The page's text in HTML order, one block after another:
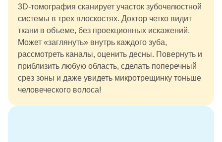
3D-томография сканирует участок зубочелюстной
системы в трех плоскостях. Доктор четко видит
ткани в объеме, без проекционных искажений.
Может «заглянуть» внутрь каждого зуба,
рассмотреть каналы, оценить десны. Повернуть и
приблизить любую область, сделать поперечный
срез зоны и даже увидеть микротрещинку тоньше
человеческого волоса!